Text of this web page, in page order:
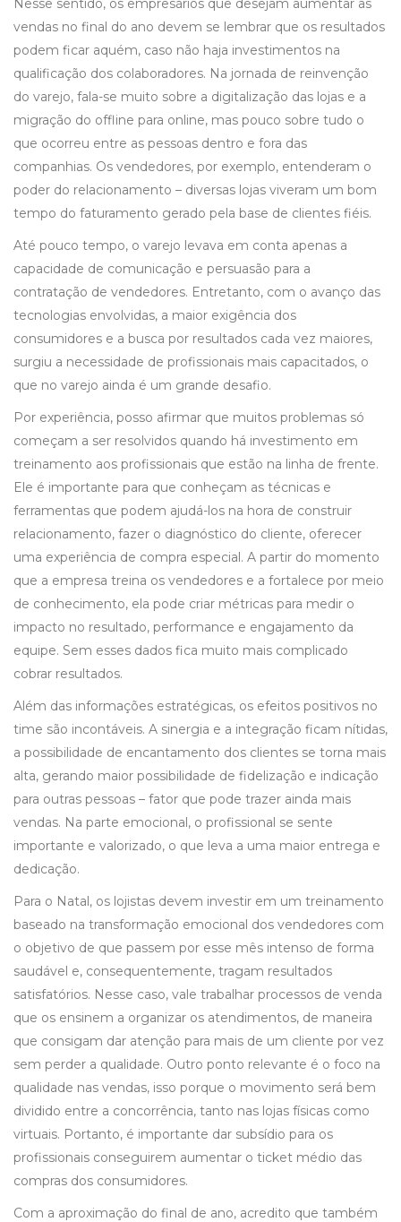
Nesse sentido, os empresários que desejam aumentar as
vendas no final do ano devem se lembrar que os resultados
podem ficar aquém, caso não haja investimentos na
qualificação dos colaboradores. Na jornada de reinvenção
do varejo, fala-se muito sobre a digitalização das lojas e a
migração do offline para online, mas pouco sobre tudo o
que ocorreu entre as pessoas dentro e fora das
companhias. Os vendedores, por exemplo, entenderam o
poder do relacionamento – diversas lojas viveram um bom
tempo do faturamento gerado pela base de clientes fiéis.
Até pouco tempo, o varejo levava em conta apenas a
capacidade de comunicação e persuasão para a
contratação de vendedores. Entretanto, com o avanço das
tecnologias envolvidas, a maior exigência dos
consumidores e a busca por resultados cada vez maiores,
surgiu a necessidade de profissionais mais capacitados, o
que no varejo ainda é um grande desafio.
Por experiência, posso afirmar que muitos problemas só
começam a ser resolvidos quando há investimento em
treinamento aos profissionais que estão na linha de frente.
Ele é importante para que conheçam as técnicas e
ferramentas que podem ajudá-los na hora de construir
relacionamento, fazer o diagnóstico do cliente, oferecer
uma experiência de compra especial. A partir do momento
que a empresa treina os vendedores e a fortalece por meio
de conhecimento, ela pode criar métricas para medir o
impacto no resultado, performance e engajamento da
equipe. Sem esses dados fica muito mais complicado
cobrar resultados.
Além das informações estratégicas, os efeitos positivos no
time são incontáveis. A sinergia e a integração ficam nítidas,
a possibilidade de encantamento dos clientes se torna mais
alta, gerando maior possibilidade de fidelização e indicação
para outras pessoas – fator que pode trazer ainda mais
vendas. Na parte emocional, o profissional se sente
importante e valorizado, o que leva a uma maior entrega e
dedicação.
Para o Natal, os lojistas devem investir em um treinamento
baseado na transformação emocional dos vendedores com
o objetivo de que passem por esse mês intenso de forma
saudável e, consequentemente, tragam resultados
satisfatórios. Nesse caso, vale trabalhar processos de venda
que os ensinem a organizar os atendimentos, de maneira
que consigam dar atenção para mais de um cliente por vez
sem perder a qualidade. Outro ponto relevante é o foco na
qualidade nas vendas, isso porque o movimento será bem
dividido entre a concorrência, tanto nas lojas físicas como
virtuais. Portanto, é importante dar subsídio para os
profissionais conseguirem aumentar o ticket médio das
compras dos consumidores.
Com a aproximação do final de ano, acredito que também